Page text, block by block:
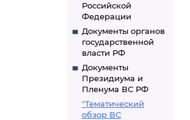
Российской
Федерации
Документы органов
государственной
власти РФ
Документы
Президиума и
Пленума ВС РФ
"Тематический
обзор ВС